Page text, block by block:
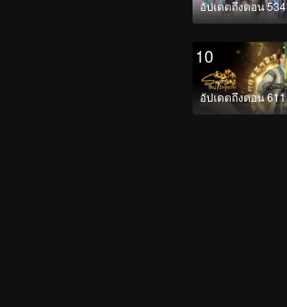
อัปเดตถึงตอน 534
10
อัปเดตถึงตอน 611